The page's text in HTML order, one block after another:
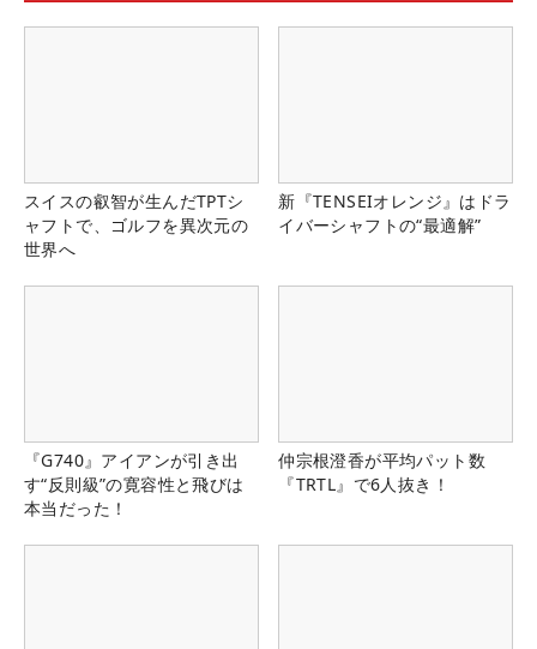
スイスの叡智が生んだTPTシ
ャフトで、ゴルフを異次元の
世界へ
新『TENSEIオレンジ』はドラ
イバーシャフトの“最適解”
『G740』アイアンが引き出
す“反則級”の寛容性と飛びは
本当だった！
仲宗根澄香が平均パット数
『TRTL』で6人抜き！